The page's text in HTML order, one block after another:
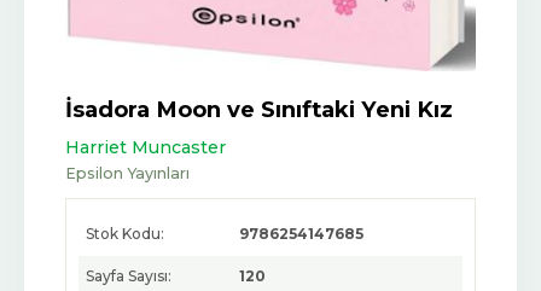
İsadora Moon ve Sınıftaki Yeni Kız
Harriet Muncaster
Epsilon Yayınları
Stok Kodu: 9786254147685
Sayfa Sayısı: 120